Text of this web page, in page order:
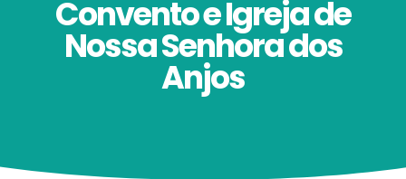
Convento e Igreja de
Nossa Senhora dos
Anjos